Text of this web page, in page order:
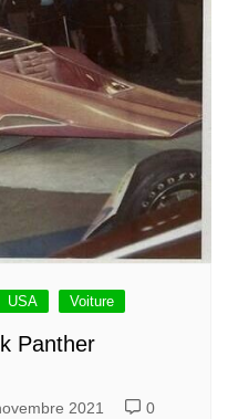
USA Voiture
Panther
2021 0